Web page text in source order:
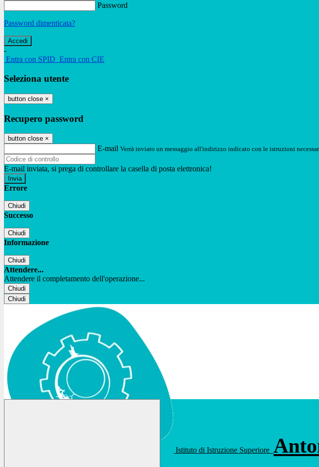
Password
Password dimenticata?
-
Entra con SPID Entra con CIE
Seleziona utente
button close ×
Recupero password
button close ×
E-mail Verrà inviato un messaggio all'indirizzo indicato con le istruzioni
E-mail inviata, si prega di controllare la casella di posta elettronica!
Errore
Chiudi
Successo
Chiudi
Informazione
Chiudi
Attendere...
Attendere il completamento dell'operazione...
Chiudi
Chiudi
Istituto di Istruzione Superiore